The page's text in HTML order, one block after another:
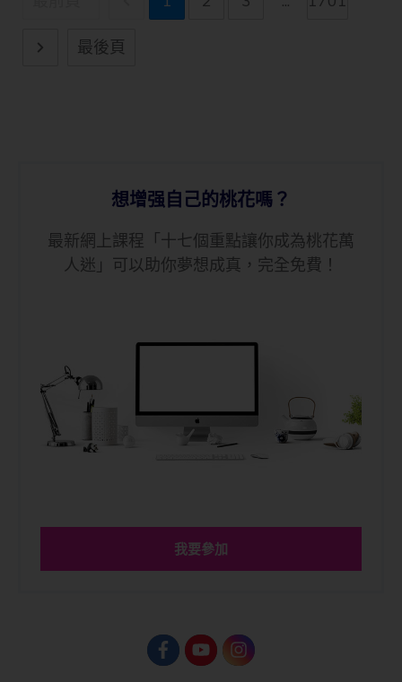
最後頁
想增强自己的桃花嗎？
最新網上課程「十七個重點讓你成為桃花萬
人迷」可以助你夢想成真，完全免費！
我要參加